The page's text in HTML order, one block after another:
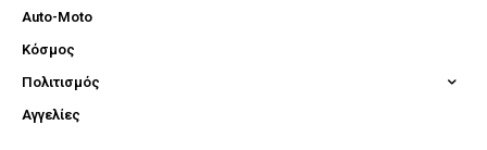
Auto-Moto
Κόσμος
Πολιτισμός
Αγγελίες